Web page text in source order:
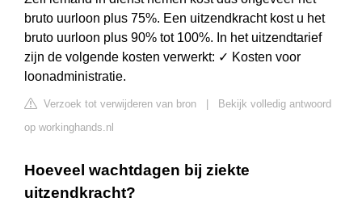
bruto uurloon plus 75%. Een uitzendkracht kost u het
bruto uurloon plus 90% tot 100%. In het uitzendtarief
zijn de volgende kosten verwerkt: ✓ Kosten voor
loonadministratie.
Verzoek tot verwijderen van bron
Bekijk volledig antwoord
op workinghands.nl
Hoeveel wachtdagen bij ziekte
uitzendkracht?